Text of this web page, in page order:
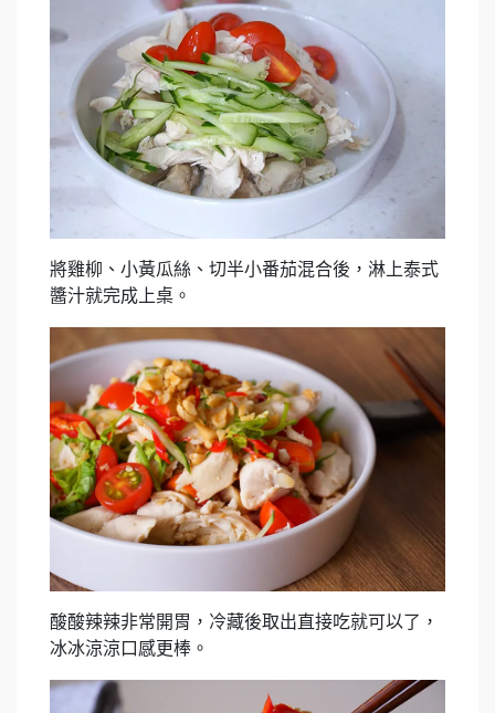
將雞柳、小黃瓜絲、切半小番茄混合後，淋上泰式
醬汁就完成上桌。
酸酸辣辣非常開胃，冷藏後取出直接吃就可以了，
冰冰涼涼口感更棒。